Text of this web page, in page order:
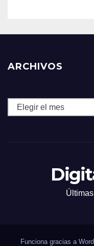
ARCHIVOS
Archivos
Funciona gracias a